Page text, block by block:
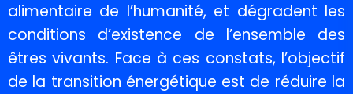
alimentaire de l’humanité, et dégradent les
conditions d’existence de l’ensemble des
êtres vivants. Face à ces constats, l’objectif
de la transition énergétique est de réduire la